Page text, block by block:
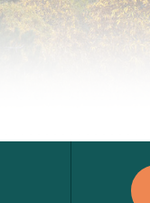
COMMENT VENIR